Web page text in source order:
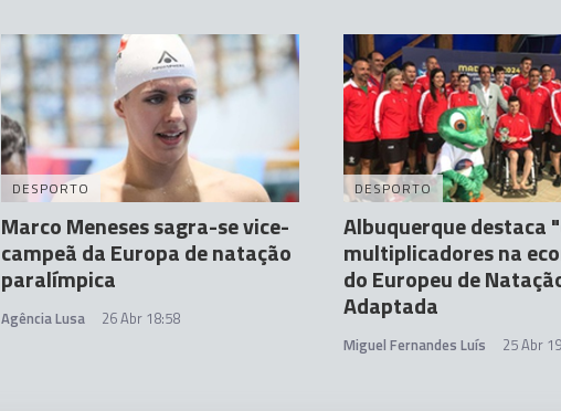
DESPORTO
Marco Meneses sagra-se vice-
campeã da Europa de natação
paralímpica
Agência Lusa 26 Abr 18:58
DESPORTO
Albuquerque destaca
multiplicadores na
do Europeu de
Adaptada
Miguel Fernandes Luís 25 Abr